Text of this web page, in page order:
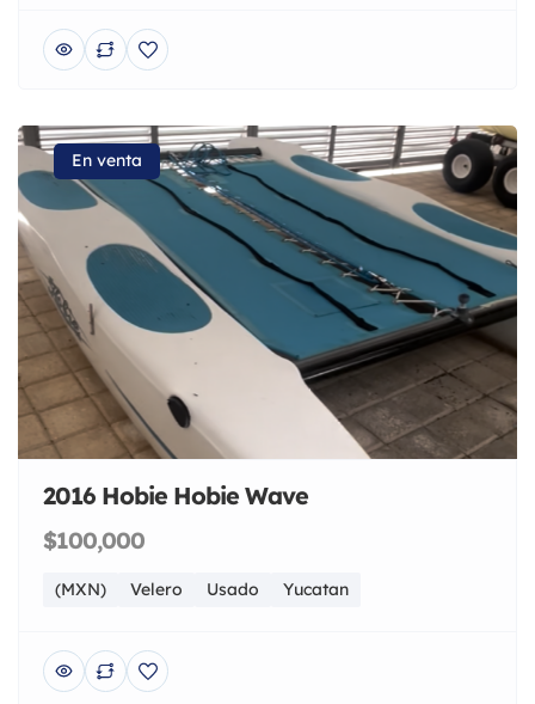
En venta
2016 Hobie Hobie Wave
$100,000
(MXN) Velero Usado Yucatan